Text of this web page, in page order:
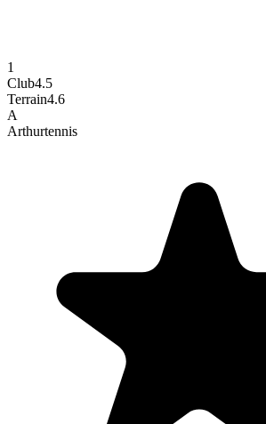
1
Club4.5
Terrain4.6
A
Arthurtennis